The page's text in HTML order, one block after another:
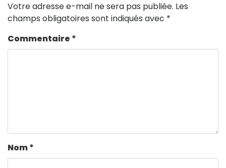
Votre adresse e-mail ne sera pas publiée. Les
champs obligatoires sont indiqués avec *
Commentaire *
Nom*